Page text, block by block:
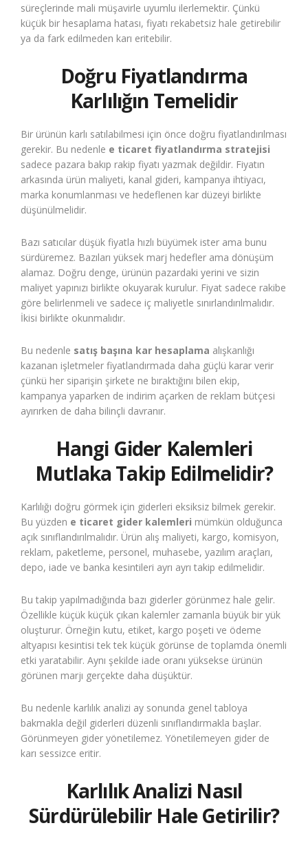
süreçlerinde mali müşavirle uyumlu ilerlemektir. Çünkü
küçük bir hesaplama hatası, fiyatı rekabetsiz hale getirebilir
ya da fark edilmeden karı eritebilir.
Doğru Fiyatlandırma
Karlılığın Temelidir
Bir ürünün karlı satılabilmesi için önce doğru fiyatlandırılması
gerekir. Bu nedenle e ticaret fiyatlandırma stratejisi
sadece pazara bakıp rakip fiyatı yazmak değildir. Fiyatın
arkasında ürün maliyeti, kanal gideri, kampanya ihtiyacı,
marka konumlanması ve hedeflenen kar düzeyi birlikte
düşünülmelidir.
Bazı satıcılar düşük fiyatla hızlı büyümek ister ama bunu
sürdüremez. Bazıları yüksek marj hedefler ama dönüşüm
alamaz. Doğru denge, ürünün pazardaki yerini ve sizin
maliyet yapınızı birlikte okuyarak kurulur. Fiyat sadece rakibe
göre belirlenmeli ve sadece iç maliyetle sınırlandırılmalıdır.
İkisi birlikte okunmalıdır.
Bu nedenle satış başına kar hesaplama alışkanlığı
kazanan işletmeler fiyatlandırmada daha güçlü karar verir
çünkü her siparişin şirkete ne bıraktığını bilen ekip,
kampanya yaparken de indirim açarken de reklam bütçesi
ayırırken de daha bilinçli davranır.
Hangi Gider Kalemleri
Mutlaka Takip Edilmelidir?
Karlılığı doğru görmek için giderleri eksiksiz bilmek gerekir.
Bu yüzden e ticaret gider kalemleri mümkün olduğunca
açık sınıflandırılmalıdır. Ürün alış maliyeti, kargo, komisyon,
reklam, paketleme, personel, muhasebe, yazılım araçları,
depo, iade ve banka kesintileri ayrı ayrı takip edilmelidir.
Bu takip yapılmadığında bazı giderler görünmez hale gelir.
Özellikle küçük küçük çıkan kalemler zamanla büyük bir yük
oluşturur. Örneğin kutu, etiket, kargo poşeti ve ödeme
altyapısı kesintisi tek tek küçük görünse de toplamda önemli
etki yaratabilir. Aynı şekilde iade oranı yüksekse ürünün
görünen marjı gerçekte daha düşüktür.
Bu nedenle karlılık analizi ay sonunda genel tabloya
bakmakla değil giderleri düzenli sınıflandırmakla başlar.
Görünmeyen gider yönetilemez. Yönetilemeyen gider de
karı sessizce eritir.
Karlılık Analizi Nasıl
Sürdürülebilir Hale Getirilir?